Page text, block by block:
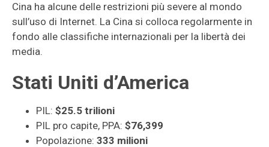
Cina ha alcune delle restrizioni più severe al mondo
sull’uso di Internet. La Cina si colloca regolarmente in
fondo alle classifiche internazionali per la libertà dei
media.
Stati Uniti d’America
PIL: $25.5 trilioni
PIL pro capite, PPA: $76,399
Popolazione: 333 milioni